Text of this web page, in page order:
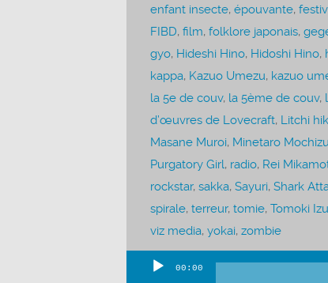
enfant insecte, épouvante,
FIBD, film, folklore japonais,
gyo, Hideshi Hino, Hidoshi Hino,
kappa, Kazuo Umezu, kazuo
la 5e de couv, la 5ème de couv,
d’œuvres de Lovecraft, Litchi
Masane Muroi, Minetaro
Purgatory Girl, radio, Rei
rockstar, sakka, Sayuri, Shark
spirale, terreur, tomie, Tomoki
viz media, yokai, zombie
00:00